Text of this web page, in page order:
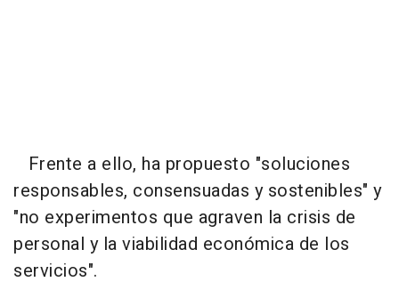
Frente a ello, ha propuesto "soluciones
responsables, consensuadas y sostenibles" y
"no experimentos que agraven la crisis de
personal y la viabilidad económica de los
servicios".